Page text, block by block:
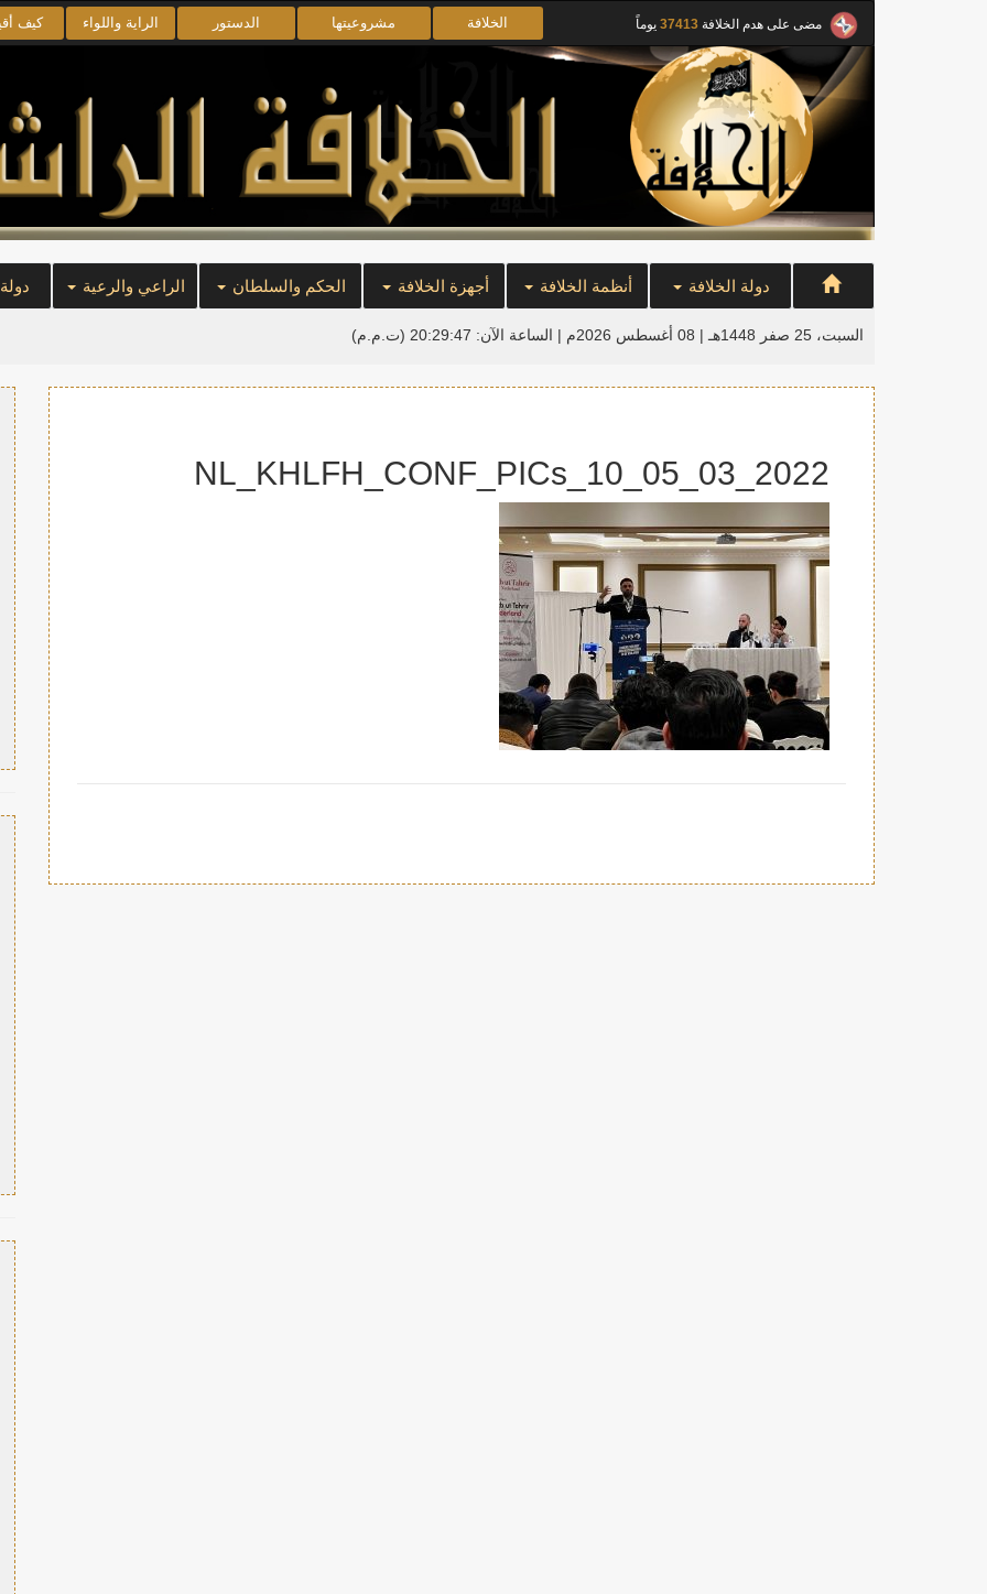
مضى على هدم الخلافة 37413 يوماً الخلافة مشروعيتها الدستور الراية واللواء كيف
دولة الخلافة أنظمة الخلافة أجهزة الخلافة الحكم والسلطان الراعي والرعية
السبت، 25 صفر 1448هـ | 08 أغسطس 2026م | الساعة الآن: 20:29:47 (ت.م.م)
2022_03_05_NL_KHLFH_CONF_PICs_10